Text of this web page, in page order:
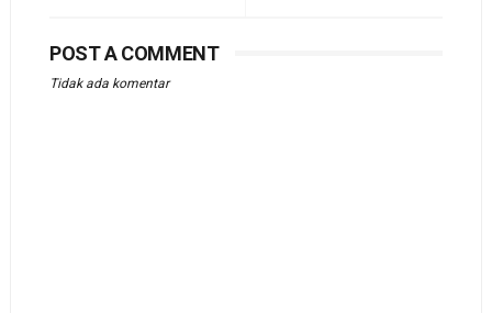
POST A COMMENT
Tidak ada komentar